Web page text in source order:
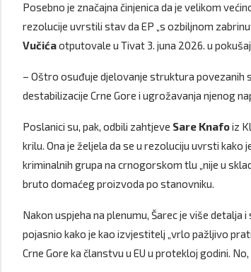
Posebno je značajna činjenica da je velikom
rezolucije uvrstili stav da EP „s ozbiljnom
Vučićaotputovale u Tivat 3. juna 2026. u
– Oštro osuđuje djelovanje struktura povezanih
destabilizacije Crne Gore i ugrožavanja njenog
Poslanici su, pak, odbili zahtjeve Sare Knafoiz
krilu. Ona je željela da se u rezoluciju uvrsti kako
kriminalnih grupa na crnogorskom tlu „nije u
bruto domaćeg proizvoda po stanovniku.
Nakon uspjeha na plenumu, Šarec je više detalja
pojasnio kako je kao izvjestitelj „vrlo pažljivo
Crne Gore ka članstvu u EU u protekloj godini.